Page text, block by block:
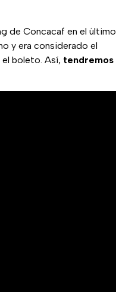
de Concacaf en el último
y era considerado el
boleto. Así, tendremos